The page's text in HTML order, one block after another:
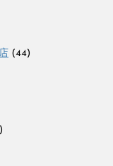
(44)